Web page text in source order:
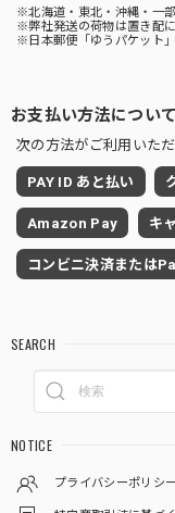
※北海道・東北・沖縄・一
※弊社発送の荷物は置き配
※日本郵便「ゆうパケット
お支払い方法について
次の方法がご利用いただ
PAY ID あと払い
Amazon Pay キ
コンビニ決済または
SEARCH
NOTICE
プライバシーポリシー